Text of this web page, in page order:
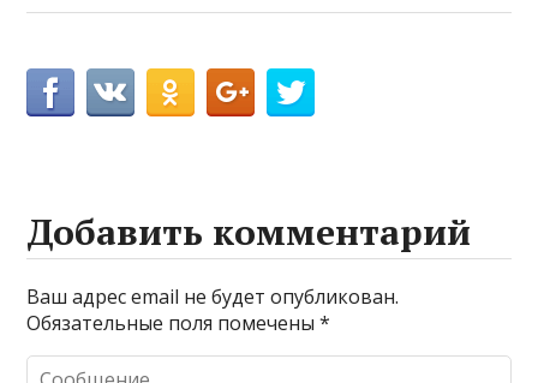
Добавить комментарий
Ваш адрес email не будет опубликован.
Обязательные поля помечены*